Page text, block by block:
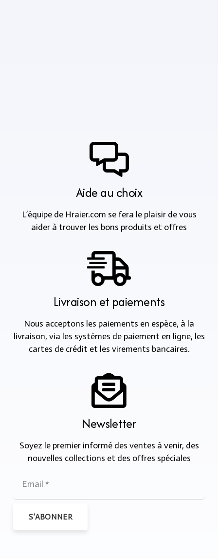
Aide au choix
L’équipe de Hraier.com se fera le plaisir de vous
aider à trouver les bons produits et offres
Livraison et paiements
Nous acceptons les paiements en espèce, à la
livraison, via les systèmes de paiement en ligne, les
cartes de crédit et les virements bancaires.
Newsletter
Soyez le premier informé des ventes à venir, des
nouvelles collections et des offres spéciales
S’ABONNER